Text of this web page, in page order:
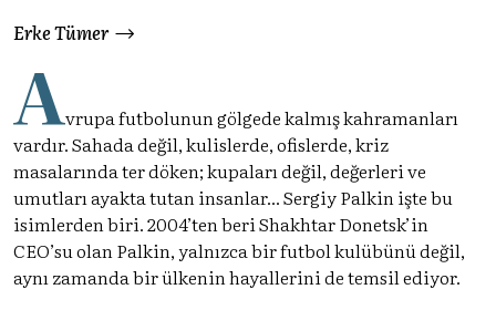
Erke Tümer
Avrupa futbolunun gölgede kalmış kahramanları
vardır. Sahada değil, kulislerde, ofislerde, kriz
masalarında ter döken; kupaları değil, değerleri ve
umutları ayakta tutan insanlar... Sergiy Palkin işte bu
isimlerden biri. 2004’ten beri Shakhtar Donetsk’in
CEO’su olan Palkin, yalnızca bir futbol kulübünü değil,
aynı zamanda bir ülkenin hayallerini de temsil ediyor.